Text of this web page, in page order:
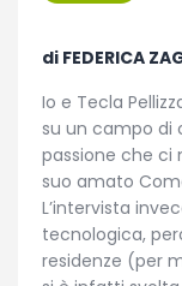
di FEDERICA
Io e Tecla
su un campo di
passione che ci
suo amato
L’intervista
tecnologica,
residenze (per